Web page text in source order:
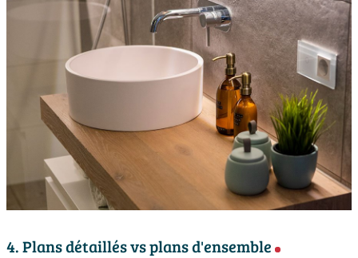
4. Plans détaillés vs plans d'ensemble